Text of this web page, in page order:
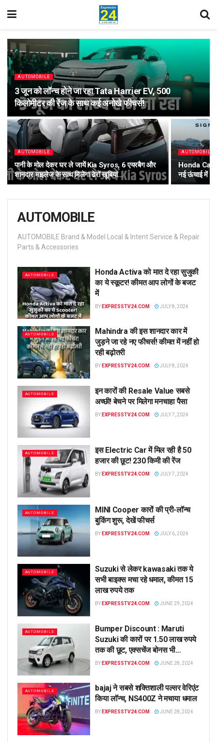
AUTOMOBILE
3 जून को लॉन्च होने जा रहा Tata Harrier EV, 500
किलोमीटर की रेंज के साथ कई अनोखे फीचर्स!
AUTOMOBILE
पानी के मोल देकर घर ले जायें Kia Syros, 6 एयरबैग और
शानदार माइलेज के साथ मिलेगा ढेरों खूबियां…
AUTOMOBILE
Honda Car
नई ऊंचाई में
AUTOMOBILE
AUTOMOBILE Brand & Model Local & Intent Service & Repair
Parts & Accessories
AUTOMOBILE
Honda Activa को मात दे रहा सुजुकी
का ये स्कूटर! कीमत आप लोगों के बजट
में
BY EXPRESSTV24.COM JULY 8, 2024
AUTOMOBILE
Mahindra की इस शानदार कार में
जुड़ने जा रहे नए फीचर्स! कीमत में नहीं हो
रही बढ़ोतरी
BY EXPRESSTV24.COM JULY 8, 2024
AUTOMOBILE
इन कारों की Resale Value सबसे
अच्छी! बेचने पर मिलेगा मनचाहा पैसा
BY EXPRESSTV24.COM JULY 7, 2024
AUTOMOBILE
इस Electric Car में मिल रही है 50
हजार की छूट! 230 किमी की रेंज
BY EXPRESSTV24.COM JULY 7, 2024
AUTOMOBILE
MINI Cooper कारों की प्री-लॉन्च
बुकिंग शुरू, देखें फीचर्स
BY EXPRESSTV24.COM JULY 6, 2024
AUTOMOBILE
Suzuki से लेकर kawasaki तक ये
सभी बाइक्स मचा रहे धमाल, कीमत 15
लाख रुपये तक
BY EXPRESSTV24.COM JUNE 29, 2024
AUTOMOBILE
Bumper Discount : Maruti
Suzuki की कारों पर 1.50 लाख रुपये
तक की छूट, एक्सचेंज बोनस भी…
BY EXPRESSTV24.COM JUNE 28, 2024
AUTOMOBILE
bajaj ने सबसे शक्तिशाली पल्सर वेरिएंट
किया लॉन्च, NS400Z ने मचाया धमाल
BY EXPRESSTV24.COM JUNE 28, 2024